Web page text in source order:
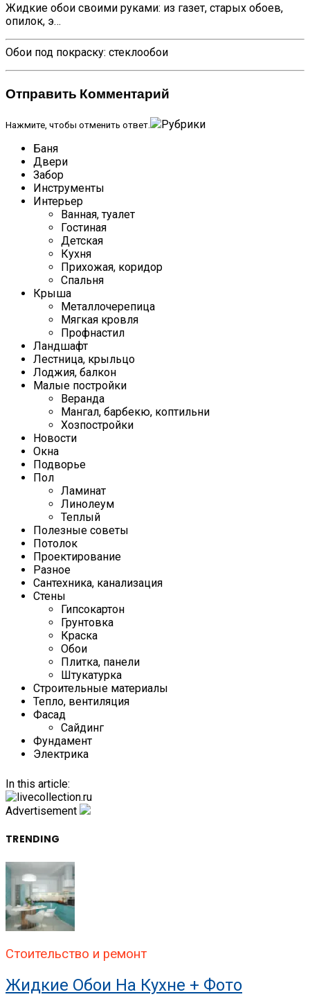
Жидкие обои своими руками: из газет, старых обоев,
опилок, э…
Обои под покраску: стеклообои
Отправить Комментарий
Нажмите, чтобы отменить ответ.
Рубрики
Баня
Двери
Забор
Инструменты
Интерьер
Ванная, туалет
Гостиная
Детская
Кухня
Прихожая, коридор
Спальня
Крыша
Металлочерепица
Мягкая кровля
Профнастил
Ландшафт
Лестница, крыльцо
Лоджия, балкон
Малые постройки
Веранда
Мангал, барбекю, коптильни
Хозпостройки
Новости
Окна
Подворье
Пол
Ламинат
Линолеум
Теплый
Полезные советы
Потолок
Проектирование
Разное
Сантехника, канализация
Стены
Гипсокартон
Грунтовка
Краска
Обои
Плитка, панели
Штукатурка
Строительные материалы
Тепло, вентиляция
Фасад
Сайдинг
Фундамент
Электрика
In this article:
Advertisement
TRENDING
Стоительство и ремонт
Жидкие Обои На Кухне + Фото